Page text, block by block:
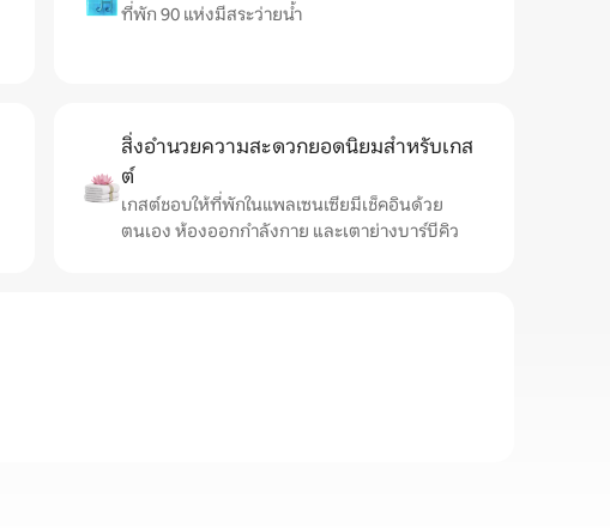
ที่พัก 90 แห่งมีสระว่ายน้ำ
สิ่งอำนวยความสะดวกยอดนิยมสำหรับเกส
ต์
เกสต์ชอบให้ที่พักในแพลเซนเซียมีเช็คอินด้วย
ตนเอง ห้องออกกำลังกาย และเตาย่างบาร์บีคิว